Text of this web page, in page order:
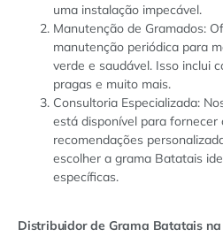
uma instalação impecável.
Manutenção de Gramados:
manutenção periódica para
verde e saudável. Isso inclui
pragas e muito mais.
Consultoria Especializada:
está disponível para fornecer
recomendações
escolher a grama Batatais
específicas.
Distribuidor de Grama Batatais